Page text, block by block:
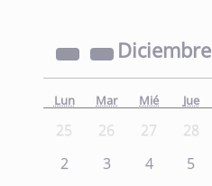
Diciembre
Lun Mar Mié Jue
25 26 27 28
2
3 4 5